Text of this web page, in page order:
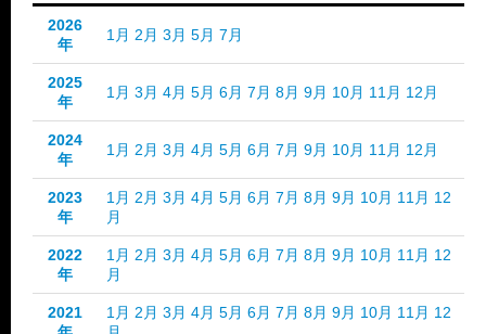
2026
年
1月 2月 3月 5月 7月
2025
年
1月 3月 4月 5月 6月 7月 8月 9月 10月 11月 12月
2024
年
1月 2月 3月 4月 5月 6月 7月 9月 10月 11月 12月
2023
年
1月 2月 3月 4月 5月 6月 7月 8月 9月 10月 11月 12
月
2022
年
1月 2月 3月 4月 5月 6月 7月 8月 9月 10月 11月 12
月
2021
1月 2月 3月 4月 5月 6月 7月 8月 9月 10月 11月 12